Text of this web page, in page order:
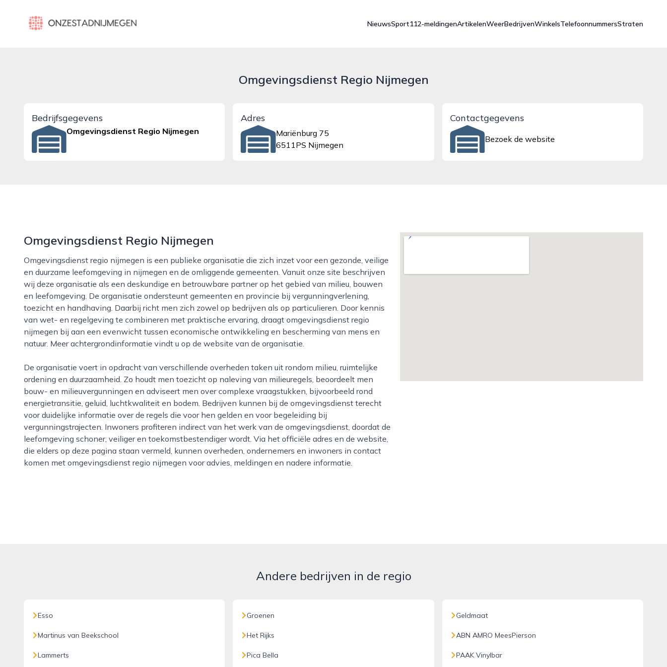
onzestadnijmegen.nl
NieuwsSport112-meldingenArtikelenWeerBedrijvenWinkelsTelefoonnummersStraten
Omgevingsdienst Regio Nijmegen
Bedrijfsgegevens
Omgevingsdienst Regio Nijmegen
Adres
Mariënburg 75
6511PS Nijmegen
Contactgegevens
Bezoek de website
Omgevingsdienst Regio Nijmegen
Omgevingsdienst regio nijmegen is een publieke organisatie die zich inzet voor een gezonde, veilige
en duurzame leefomgeving in nijmegen en de omliggende gemeenten. Vanuit onze site beschrijven
wij deze organisatie als een deskundige en betrouwbare partner op het gebied van milieu, bouwen
en leefomgeving. De organisatie ondersteunt gemeenten en provincie bij vergunningverlening,
toezicht en handhaving. Daarbij richt men zich zowel op bedrijven als op particulieren. Door kennis
van wet- en regelgeving te combineren met praktische ervaring, draagt omgevingsdienst regio
nijmegen bij aan een evenwicht tussen economische ontwikkeling en bescherming van mens en
natuur. Meer achtergrondinformatie vindt u op de website van de organisatie.
De organisatie voert in opdracht van verschillende overheden taken uit rondom milieu, ruimtelijke
ordening en duurzaamheid. Zo houdt men toezicht op naleving van milieuregels, beoordeelt men
bouw- en milieuvergunningen en adviseert men over complexe vraagstukken, bijvoorbeeld rond
energietransitie, geluid, luchtkwaliteit en bodem. Bedrijven kunnen bij de omgevingsdienst terecht
voor duidelijke informatie over de regels die voor hen gelden en voor begeleiding bij
vergunningstrajecten. Inwoners profiteren indirect van het werk van de omgevingsdienst, doordat de
leefomgeving schoner, veiliger en toekomstbestendiger wordt. Via het officiële adres en de website,
die elders op deze pagina staan vermeld, kunnen overheden, ondernemers en inwoners in contact
komen met omgevingsdienst regio nijmegen voor advies, meldingen en nadere informatie.
Andere bedrijven in de regio
Esso
Martinus van Beekschool
Lammerts
Groenen
Het Rijks
Pica Bella
Geldmaat
ABN AMRO MeesPierson
PAAK Vinylbar